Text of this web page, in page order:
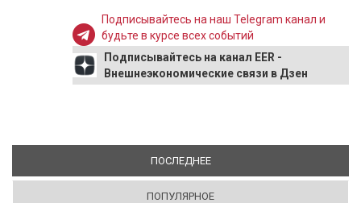
Подписывайтесь на наш Telegram канал и
будьте в курсе всех событий
Подписывайтесь на канал EER -
Внешнеэкономические связи в Дзен
ПОСЛЕДНЕЕ(АКТИВНАЯ ВКЛАДКА)
ПОПУЛЯРНОЕ